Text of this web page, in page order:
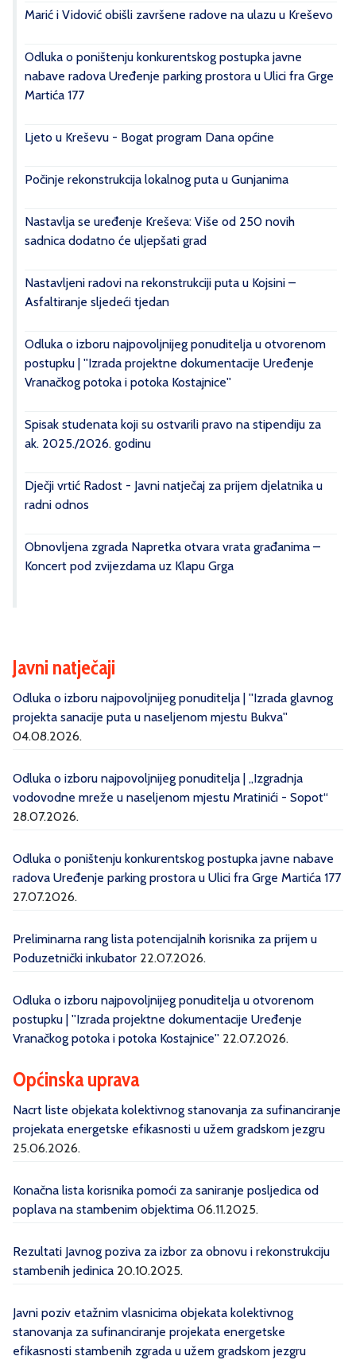
Marić i Vidović obišli završene radove na ulazu u Kreševo
Odluka o poništenju konkurentskog postupka javne
nabave radova Uređenje parking prostora u Ulici fra Grge
Martića 177
Ljeto u Kreševu - Bogat program Dana općine
Počinje rekonstrukcija lokalnog puta u Gunjanima
Nastavlja se uređenje Kreševa: Više od 250 novih
sadnica dodatno će uljepšati grad
Nastavljeni radovi na rekonstrukciji puta u Kojsini –
Asfaltiranje sljedeći tjedan
Odluka o izboru najpovoljnijeg ponuditelja u otvorenom
postupku | ''Izrada projektne dokumentacije Uređenje
Vranačkog potoka i potoka Kostajnice''
Spisak studenata koji su ostvarili pravo na stipendiju za
ak. 2025./2026. godinu
Dječji vrtić Radost - Javni natječaj za prijem djelatnika u
radni odnos
Obnovljena zgrada Napretka otvara vrata građanima –
Koncert pod zvijezdama uz Klapu Grga
Javni natječaji
Odluka o izboru najpovoljnijeg ponuditelja | ''Izrada glavnog
projekta sanacije puta u naseljenom mjestu Bukva''
04.08.2026.
Odluka o izboru najpovoljnijeg ponuditelja | „Izgradnja
vodovodne mreže u naseljenom mjestu Mratinići - Sopot“
28.07.2026.
Odluka o poništenju konkurentskog postupka javne nabave
radova Uređenje parking prostora u Ulici fra Grge Martića 177
27.07.2026.
Preliminarna rang lista potencijalnih korisnika za prijem u
Poduzetnički inkubator 22.07.2026.
Odluka o izboru najpovoljnijeg ponuditelja u otvorenom
postupku | ''Izrada projektne dokumentacije Uređenje
Vranačkog potoka i potoka Kostajnice'' 22.07.2026.
Općinska uprava
Nacrt liste objekata kolektivnog stanovanja za sufinanciranje
projekata energetske efikasnosti u užem gradskom jezgru
25.06.2026.
Konačna lista korisnika pomoći za saniranje posljedica od
poplava na stambenim objektima 06.11.2025.
Rezultati Javnog poziva za izbor za obnovu i rekonstrukciju
stambenih jedinica 20.10.2025.
Javni poziv etažnim vlasnicima objekata kolektivnog
stanovanja za sufinanciranje projekata energetske
efikasnosti stambenih zgrada u užem gradskom jezgru